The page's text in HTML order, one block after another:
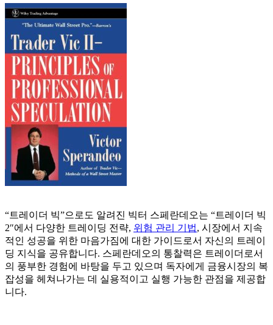
“트레이더 빅”으로도 알려진 빅터 스페란데오는 “트레이더 빅
2″에서 다양한 트레이딩 전략, 위험 관리 기법, 시장에서 지속
적인 성공을 위한 마음가짐에 대한 가이드로서 자신의 트레이
딩 지식을 공유합니다. 스페란데오의 통찰력은 트레이더로서
의 풍부한 경험에 바탕을 두고 있으며 독자에게 금융시장의 복
잡성을 헤쳐나가는 데 실용적이고 실행 가능한 관점을 제공합
니다.